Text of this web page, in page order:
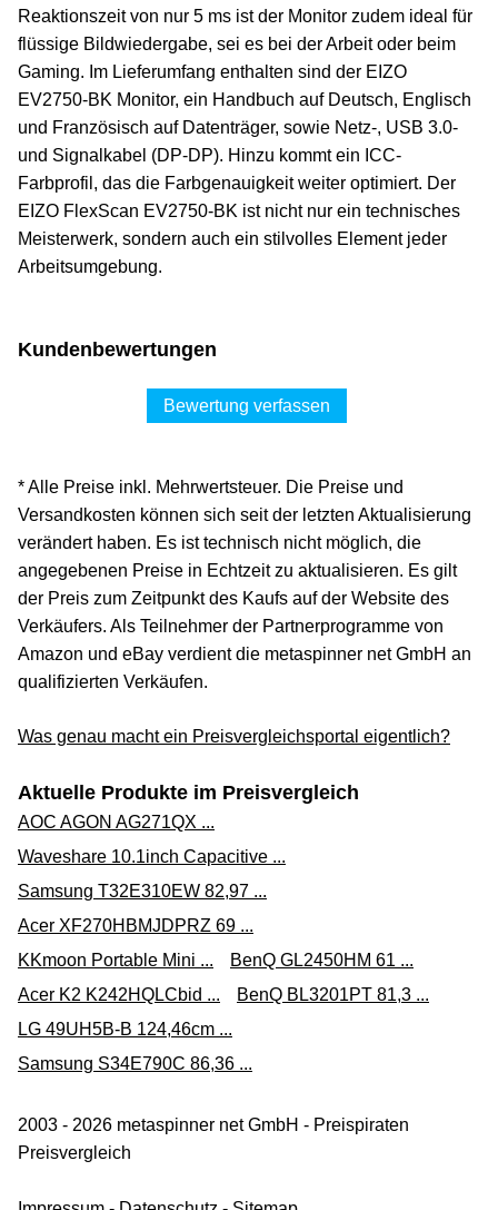
Reaktionszeit von nur 5 ms ist der Monitor zudem ideal für
flüssige Bildwiedergabe, sei es bei der Arbeit oder beim
Gaming. Im Lieferumfang enthalten sind der EIZO
EV2750-BK Monitor, ein Handbuch auf Deutsch, Englisch
und Französisch auf Datenträger, sowie Netz-, USB 3.0-
und Signalkabel (DP-DP). Hinzu kommt ein ICC-
Farbprofil, das die Farbgenauigkeit weiter optimiert. Der
EIZO FlexScan EV2750-BK ist nicht nur ein technisches
Meisterwerk, sondern auch ein stilvolles Element jeder
Arbeitsumgebung.
Kundenbewertungen
Bewertung verfassen
* Alle Preise inkl. Mehrwertsteuer. Die Preise und
Versandkosten können sich seit der letzten Aktualisierung
verändert haben. Es ist technisch nicht möglich, die
angegebenen Preise in Echtzeit zu aktualisieren. Es gilt
der Preis zum Zeitpunkt des Kaufs auf der Website des
Verkäufers. Als Teilnehmer der Partnerprogramme von
Amazon und eBay verdient die metaspinner net GmbH an
qualifizierten Verkäufen.
Was genau macht ein Preisvergleichsportal eigentlich?
Aktuelle Produkte im Preisvergleich
AOC AGON AG271QX ...
Waveshare 10.1inch Capacitive ...
Samsung T32E310EW 82,97 ...
Acer XF270HBMJDPRZ 69 ...
KKmoon Portable Mini ...
BenQ GL2450HM 61 ...
Acer K2 K242HQLCbid ...
BenQ BL3201PT 81,3 ...
LG 49UH5B-B 124,46cm ...
Samsung S34E790C 86,36 ...
2003 - 2026 metaspinner net GmbH - Preispiraten
Preisvergleich